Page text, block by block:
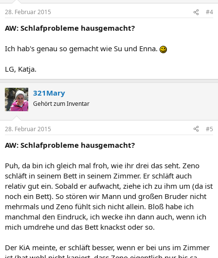
28. Februar 2015 #4
AW: Schlafprobleme hausgemacht?
Ich hab's genau so gemacht wie Su und Enna.
LG, Katja.
321Mary
Gehört zum Inventar
28. Februar 2015 #5
AW: Schlafprobleme hausgemacht?
Puh, da bin ich gleich mal froh, wie ihr drei das seht. Zeno
schläft in seinem Bett in seinem Zimmer. Er schläft auch
relativ gut ein. Sobald er aufwacht, ziehe ich zu ihm um (da ist
noch ein Bett). So stören wir Mann und großen Bruder nicht
mehrmals und Zeno fühlt sich nicht allein. Bloß habe ich
manchmal den Eindruck, ich wecke ihn dann auch, wenn ich
mich umdrehe und das Bett knackst oder so.
Der KiA meinte, er schläft besser, wenn er bei uns im Zimmer